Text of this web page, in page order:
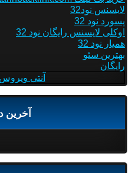
لایسنس نود32
پسورد نود 32
اوکلی لایسنس رایگان نود 32
همیار نود 32
بهترین سئو
رایگان
آنتی
آخرین